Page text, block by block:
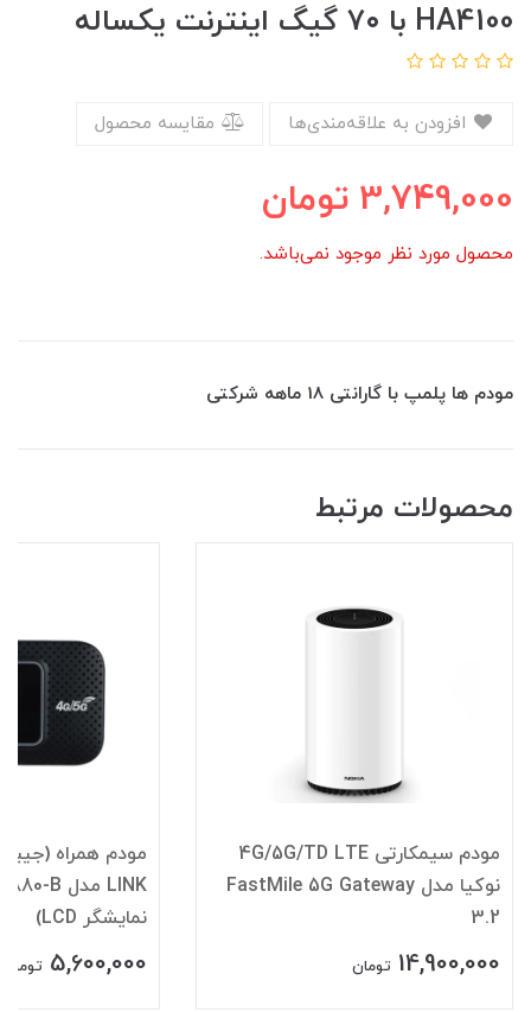
HA4100 با ۷۰ گیگ اینترنت یکساله
مقایسه محصول
3,749,000 تومان
محصول مورد نظر موجود نمی‌باشد.
مودم ها پلمپ با گارانتی 18 ماهه شرکتی
محصولات مرتبط
مودم سیمکارتی 4G/5G/TD LTE
نوکیا مدل FastMile 5G Gateway
3.2
14,900,000 تومان
نمایشگر LCD)
5,600,000 تومان